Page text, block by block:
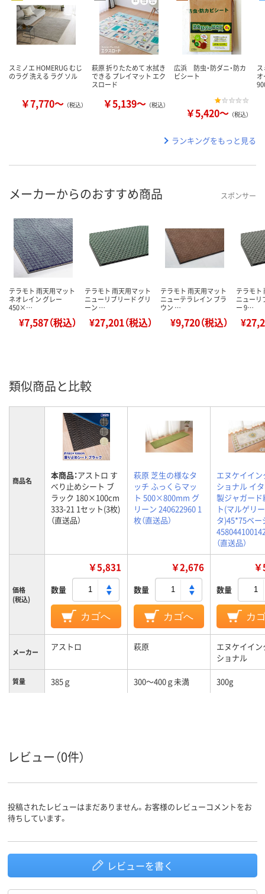
スミノエ HOMERUG むじ
のラグ 洗える ラグ ソル
￥7,770～ （税込）
萩原 折りたためて 水拭き
できる プレイマット エク
スロード
￥5,139～ （税込）
広浜 防虫・防ダニ・防カ
ビシート
￥5,420～ （税込）
ランキングをもっと見る
メーカーからのおすすめ商品 スポンサー
テラモト 雨天用マット
ネオレイン グレー
450×…
¥7,587（税込）
テラモト 雨天用マット
ニューリブリード グリ
ーン …
¥27,201（税込）
テラモト 雨天用マット
ニューテラレイン ブラ
ウン …
¥9,720（税込）
テラモト
ニューリ
ー 9…
類似商品と比較
商品名 本商品：アストロ す
べり止めシート ブ
ラック 180×100cm
333-21 1セット(3枚)
（直送品）
萩原 芝生の様なタ
ッチ ふっくらマッ
ト 500×800mm グ
リーン 240622960 1
枚（直送品）
エヌケイイ
ショナル イ
製ジャガード
ト(マルゲリー
タ)45*75ベー
（直送品）
価格
(税込)
￥5,831
数量
カゴへ
￥2,676
数量
カゴへ
数量
カ
メーカー アストロ 萩原
エヌケイイ
ショナル
質量 385ｇ 300～400ｇ未満 300g
レビュー（0件）
投稿されたレビューはまだありません。お客様のレビューコメントをお
待ちしています。
レビューを書く